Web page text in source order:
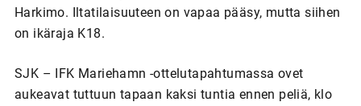
Harkimo. Iltatilaisuuteen on vapaa pääsy, mutta siihen
on ikäraja K18.
SJK – IFK Mariehamn -ottelutapahtumassa ovet
aukeavat tuttuun tapaan kaksi tuntia ennen peliä, klo